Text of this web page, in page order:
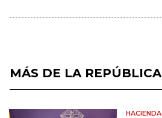
MÁS DE LA REPÚBLICA
HACIENDA